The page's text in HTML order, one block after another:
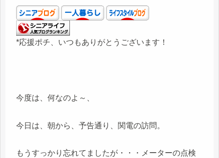
*応援ポチ、いつもありがとうございます！
今度は、何なのよ～、
今日は、朝から、予告通り、関電の訪問。
もうすっかり忘れてましたが・・・メーターの点検